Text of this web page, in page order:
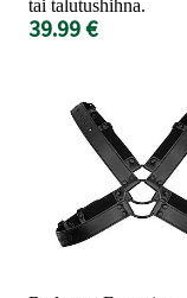
tai talutushihna.
39.99 €